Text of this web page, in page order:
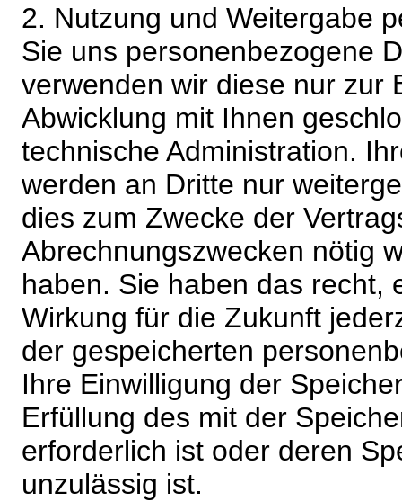
2. Nutzung und Weitergabe
Sie uns personenbezogene
verwenden wir diese nur zur
Abwicklung mit Ihnen
technische Administration.
werden an Dritte nur
dies zum Zwecke der
Abrechnungszwecken nötig
haben. Sie haben das recht,
Wirkung für die Zukunft
der gespeicherten
Ihre Einwilligung der
Erfüllung des mit der
erforderlich ist oder deren
unzulässig ist.